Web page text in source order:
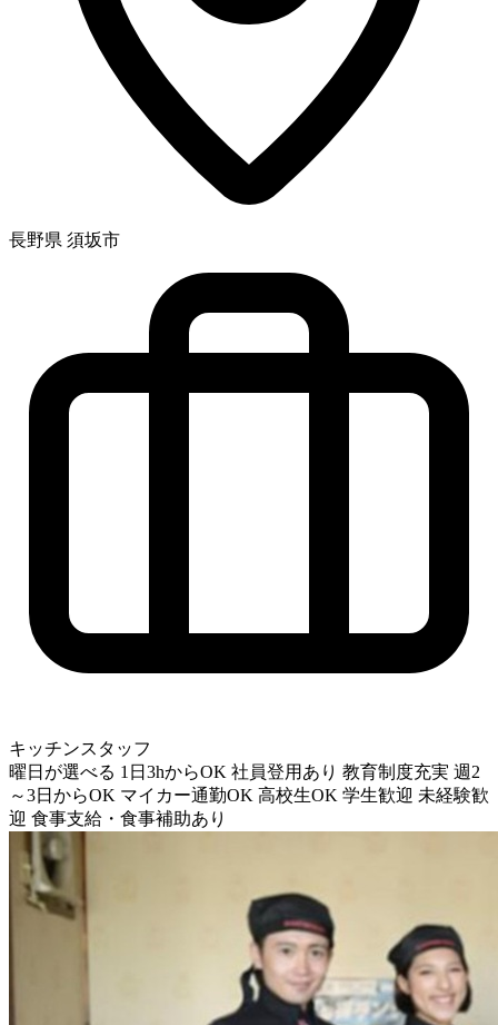
長野県 須坂市
キッチンスタッフ
曜日が選べる 1日3hからOK 社員登用あり 教育制度充実 週2
～3日からOK マイカー通勤OK 高校生OK 学生歓迎 未経験歓
迎 食事支給・食事補助あり